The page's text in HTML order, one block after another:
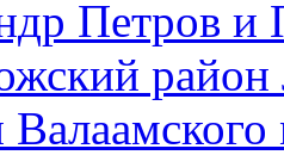
Петров и
район